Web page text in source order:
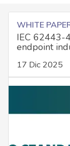
WHITE
IEC 62443-
endpoint
17 Dic 2025